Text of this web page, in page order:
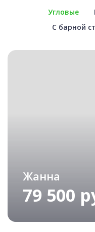
Угловые
С барной
Жанна
79 500